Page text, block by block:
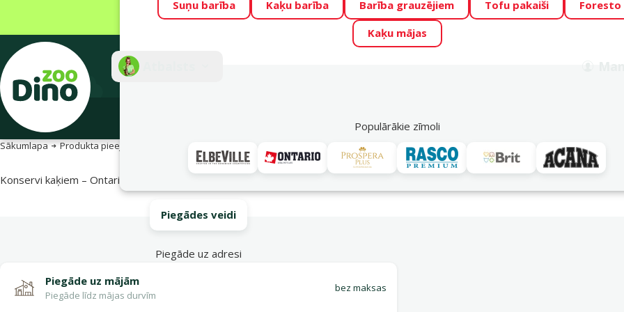
Visu mēnesi Dino Zoo piedāvā lieliskas cenas mīluļu TOP barībām! 🍖 →
Fotokonkurss “GADA ŪSAIŅI”! Varbūt tieši Tavs mīlulis būs 2027. gada
Suņu barība Kaķu barība Barība grauzējiem Tofu pakaiši
Foresto
Kaķu mājas
Populārākie zīmoli
Akciju piedāvājumi
Sākumlapa Produkta pieejamība
Piegādes iespējas
Konservi kaķiem – Ontario Pouch Tuna in Broth, 80 g
Piegādes veidi
Piegāde uz adresi
Piegāde uz mājām
Piegāde līdz mājas durvīm
bez maksas